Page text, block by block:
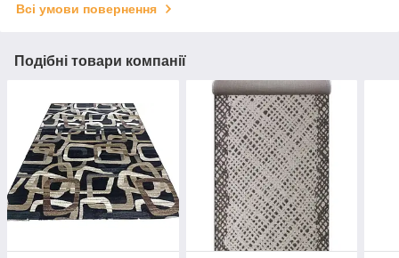
Всі умови повернення
Подібні товари компанії